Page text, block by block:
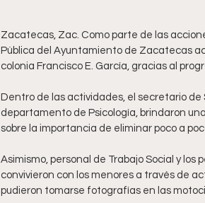
Zacatecas, Zac. Como parte de las
Pública del Ayuntamiento de Zacatecas
colonia Francisco E. García, gracias al
Dentro de las actividades, el secretario de
departamento de Psicología, brindaron
sobre la importancia de eliminar poco a
Asimismo, personal de Trabajo Social y los
convivieron con los menores a través de
pudieron tomarse fotografías en las